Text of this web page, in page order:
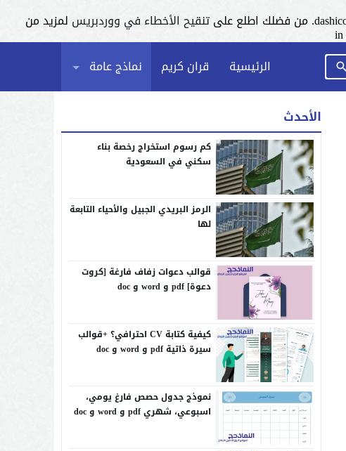
تنقيح الأخطاء في ووردبريس لمزيد من
الرئيسية
قران كريم نماذج عامة
الأحدث
كم رسوم استخراج رخصة بناء
سكني في السعودية
الرمز البريدي الجبيل والأحياء التابعة
لها
قوالب دعوات زفاف فارغة [كروت
دعوة] pdf و word و doc
كيفية كتابة CV احترافي؟ +قوالب
سيرة ذاتية pdf و word و doc
نموذج جدول حصص فارغ يومي،
اسبوعي، شهري pdf و word و doc